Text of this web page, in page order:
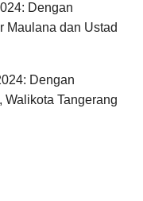
Dengan
Maulana dan Ustad
Dengan
Tangerang